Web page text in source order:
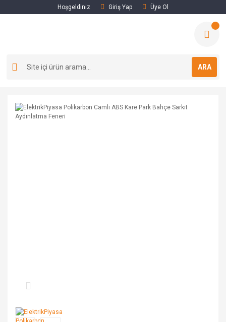
Hoşgeldiniz Giriş Yap Üye Ol
ARA